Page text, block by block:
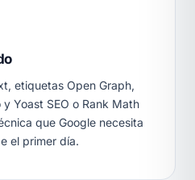
etiquetas Open Graph,
Yoast SEO o Rank Math
que Google necesita
el primer día.